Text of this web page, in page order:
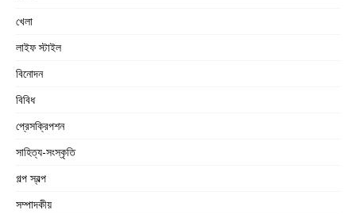
খেলা
লাইফ স্টাইল
বিনোদন
বিবিধ
প্রেসক্রিপশন
সাহিত্য-সংস্কৃতি
গল্প স্বল্প
সম্পাদকীয়